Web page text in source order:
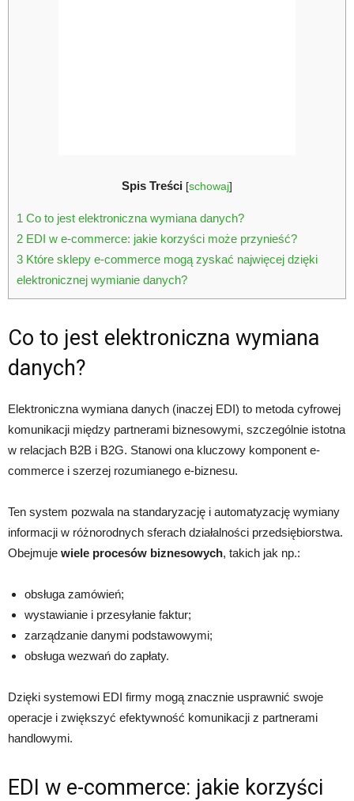
Spis Treści [schowaj]
1 Co to jest elektroniczna wymiana danych?
2 EDI w e-commerce: jakie korzyści może przynieść?
3 Które sklepy e-commerce mogą zyskać najwięcej dzięki
elektronicznej wymianie danych?
Co to jest elektroniczna wymiana
danych?
Elektroniczna wymiana danych (inaczej EDI) to metoda cyfrowej
komunikacji między partnerami biznesowymi, szczególnie istotna
w relacjach B2B i B2G. Stanowi ona kluczowy komponent e-
commerce i szerzej rozumianego e-biznesu.
Ten system pozwala na standaryzację i automatyzację wymiany
informacji w różnorodnych sferach działalności przedsiębiorstwa.
Obejmuje wiele procesów biznesowych, takich jak np.:
obsługa zamówień;
wystawianie i przesyłanie faktur;
zarządzanie danymi podstawowymi;
obsługa wezwań do zapłaty.
Dzięki systemowi EDI firmy mogą znacznie usprawnić swoje
operacje i zwiększyć efektywność komunikacji z partnerami
handlowymi.
EDI w e-commerce: jakie korzyści